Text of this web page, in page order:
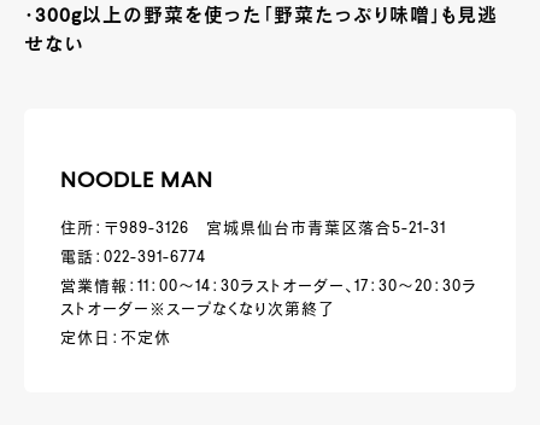
・300g以上の野菜を使った「野菜たっぷり味噌」も見逃
せない
NOODLE MAN
住所：〒989-3126 宮城県仙台市青葉区落合5-21-31
電話：022-391-6774
営業情報：11：00～14：30ラストオーダー、17：30～20：30ラ
ストオーダー※スープなくなり次第終了
定休日：不定休